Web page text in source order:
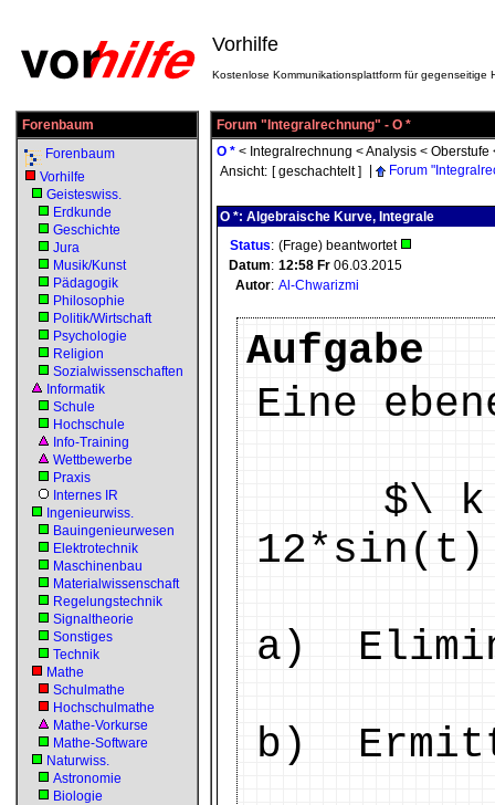
Vorhilfe
Kostenlose Kommunikationsplattform für gegenseitige
Forenbaum
Forenbaum
Vorhilfe
Geisteswiss.
Erdkunde
Geschichte
Jura
Musik/Kunst
Pädagogik
Philosophie
Politik/Wirtschaft
Psychologie
Religion
Sozialwissenschaften
Informatik
Schule
Hochschule
Info-Training
Wettbewerbe
Praxis
Internes IR
Ingenieurwiss.
Bauingenieurwesen
Elektrotechnik
Maschinenbau
Materialwissenschaft
Regelungstechnik
Signaltheorie
Sonstiges
Technik
Mathe
Schulmathe
Hochschulmathe
Mathe-Vorkurse
Mathe-Software
Naturwiss.
Astronomie
Biologie
Forum "Integralrechnung" - O *
O * < Integralrechnung <Analysis < Oberstufe
Ansicht: [ geschachtelt ] Forum
O *: Algebraische Kurve, Integrale
Status: (Frage) beantwortet
Datum: 12:58 Fr 06.03.2015
Autor: Al-Chwarizmi
Aufgabe
Eine
$\ k:\
12*sin(t)
a)
b)